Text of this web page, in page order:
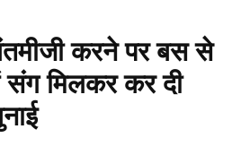
करने पर बस से
संग मिलकर कर दी